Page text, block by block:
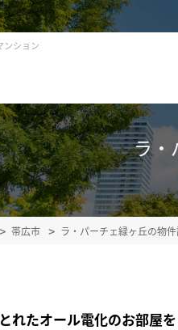
ンション
ラ・
帯広市 ラ・パーチェ緑ヶ丘の物
たオール電化のお部屋